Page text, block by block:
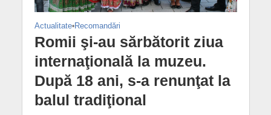
Actualitate•Recomandări
Romii şi-au sărbătorit ziua
internaţională la muzeu.
După 18 ani, s-a renunţat la
balul tradiţional